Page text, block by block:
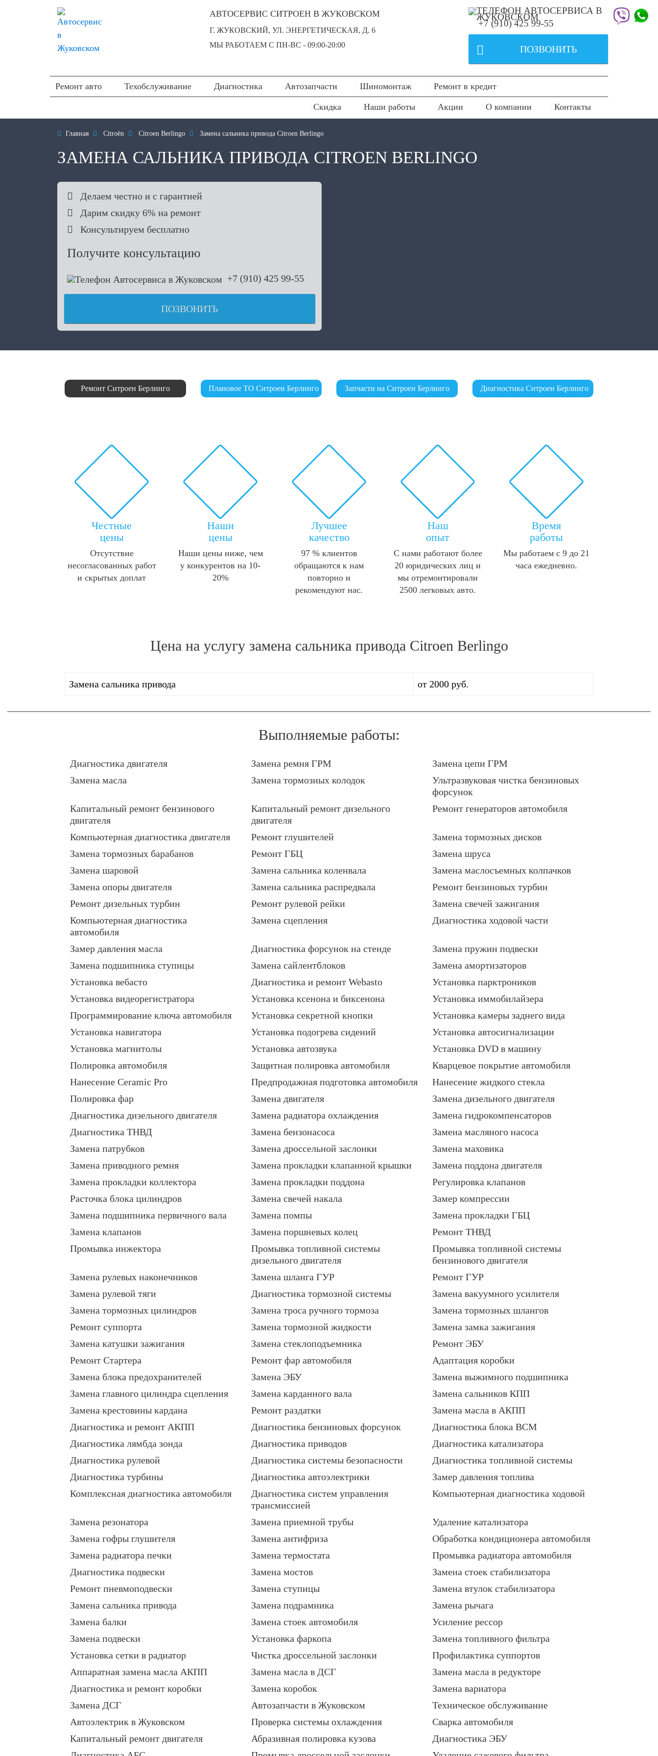
АВТОСЕРВИС СИТРОЕН В ЖУКОВСКОМ
Г. ЖУКОВСКИЙ, УЛ. ЭНЕРГЕТИЧЕСКАЯ, Д. 6
МЫ РАБОТАЕМ С ПН-ВC - 09:00-20:00
+7 (910) 425 99-55
 ПОЗВОНИТЬ
Ремонт авто Техобслуживание Диагностика Автозапчасти Шиномонтаж Ремонт в кредит
Скидка Наши работы Акции О компании Контакты
 Главная  Citroën  Citroen Berlingo  Замена сальника привода Citroen Berlingo
ЗАМЕНА САЛЬНИКА ПРИВОДА CITROEN BERLINGO
 Делаем честно и с гарантией
 Дарим скидку 6% на ремонт
 Консультируем бесплатно
Получите консультацию
+7 (910) 425 99-55
ПОЗВОНИТЬ
Ремонт Ситроен Берлинго Плановое ТО Ситроен Берлинго Запчасти на Ситроен Берлинго Диагностика Ситроен Берлинго
Честные
цены
Отсутствие
несогласованных работ
и скрытых доплат
Наши
цены
Наши цены ниже, чем
у конкурентов на 10-
20%
Лучшее
качество
97 % клиентов
обращаются к нам
повторно и
рекомендуют нас.
Наш
опыт
С нами работают более
20 юридических лиц и
мы отремонтировали
2500 легковых авто.
Время
работы
Мы работаем с 9 до 21
часа ежедневно.
Цена на услугу замена сальника привода Citroen Berlingo
Замена сальника привода от 2000 руб.
Выполняемые работы:
Диагностика двигателя Замена ремня ГРМ
Замена цепи ГРМ
Замена масла
Замена тормозных колодок
Ультразвуковая чистка бензиновых
форсунок
Капитальный ремонт бензинового
двигателя
Капитальный ремонт дизельного
двигателя
Ремонт генераторов автомобиля
Компьютерная диагностика двигателя Ремонт глушителей
Замена тормозных дисков
Замена тормозных барабанов
Ремонт ГБЦ
Замена шруса
Замена шаровой
Замена сальника коленвала
Замена маслосъемных колпачков
Замена опоры двигателя
Замена сальника распредвала
Ремонт бензиновых турбин
Ремонт дизельных турбин
Ремонт рулевой рейки
Замена свечей зажигания
Компьютерная диагностика
автомобиля
Замена сцепления Диагностика ходовой части
Замер давления масла Диагностика форсунок на стенде
Замена пружин подвески
Замена подшипника ступицы
Замена сайлентблоков
Замена амортизаторов
Установка вебасто
Диагностика и ремонт Webasto
Установка парктроников
Установка видеорегистратора
Установка ксенона и биксенона
Установка иммобилайзера
Программирование ключа автомобиля
Установка секретной кнопки
Установка камеры заднего вида
Установка навигатора
Установка подогрева сидений
Установка автосигнализации
Установка магнитолы
Установка автозвука
Установка DVD в машину
Полировка автомобиля
Защитная полировка автомобиля
Кварцевое покрытие автомобиля
Нанесение Ceramic Pro
Предпродажная подготовка автомобиля
Нанесение жидкого стекла
Полировка фар
Замена двигателя
Замена дизельного двигателя
Диагностика дизельного двигателя
Замена радиатора охлаждения
Замена гидрокомпенсаторов
Диагностика ТНВД
Замена бензонасоса
Замена масляного насоса
Замена патрубков
Замена дроссельной заслонки
Замена маховика
Замена приводного ремня
Замена прокладки клапанной крышки
Замена поддона двигателя
Замена прокладки коллектора
Замена прокладки поддона
Регулировка клапанов
Расточка блока цилиндров
Замена свечей накала
Замер компрессии
Замена подшипника первичного вала
Замена помпы
Замена прокладки ГБЦ
Замена клапанов
Замена поршневых колец
Ремонт ТНВД
Промывка инжектора
Промывка топливной системы
дизельного двигателя
Промывка топливной системы
бензинового двигателя
Замена рулевых наконечников
Замена шланга ГУР
Ремонт ГУР
Замена рулевой тяги
Диагностика тормозной системы
Замена вакуумного усилителя
Замена тормозных цилиндров
Замена троса ручного тормоза
Замена тормозных шлангов
Ремонт суппорта
Замена тормозной жидкости
Замена замка зажигания
Замена катушки зажигания
Замена стеклоподъемника
Ремонт ЭБУ
Ремонт Стартера
Ремонт фар автомобиля
Адаптация коробки
Замена блока предохранителей
Замена ЭБУ
Замена выжимного подшипника
Замена главного цилиндра сцепления
Замена карданного вала
Замена сальников КПП
Замена крестовины кардана
Ремонт раздатки
Замена масла в АКПП
Диагностика и ремонт АКПП
Диагностика бензиновых форсунок
Диагностика блока BCM
Диагностика лямбда зонда
Диагностика приводов
Диагностика катализатора
Диагностика рулевой
Диагностика системы безопасности
Диагностика топливной системы
Диагностика турбины
Диагностика автоэлектрики
Замер давления топлива
Комплексная диагностика автомобиля
Диагностика систем управления
трансмиссией
Компьютерная диагностика ходовой
Замена резонатора Замена приемной трубы
Удаление катализатора
Замена гофры глушителя
Замена антифриза
Обработка кондиционера автомобиля
Замена радиатора печки
Замена термостата
Промывка радиатора автомобиля
Диагностика подвески
Замена мостов
Замена стоек стабилизатора
Ремонт пневмоподвески
Замена ступицы
Замена втулок стабилизатора
Замена сальника привода
Замена подрамника
Замена рычага
Замена балки
Замена стоек автомобиля
Усиление рессор
Замена подвески
Установка фаркопа
Замена топливного фильтра
Установка сетки в радиатор
Чистка дроссельной заслонки
Профилактика суппортов
Аппаратная замена масла АКПП
Замена масла в ДСГ
Замена масла в редукторе
Диагностика и ремонт коробки
Замена коробок
Замена вариатора
Замена ДСГ
Автозапчасти в Жуковском
Техническое обслуживание
Автоэлектрик в Жуковском
Проверка системы охлаждения
Сварка автомобиля
Капитальный ремонт двигателя
Абразивная полировка кузова
Диагностика ЭБУ